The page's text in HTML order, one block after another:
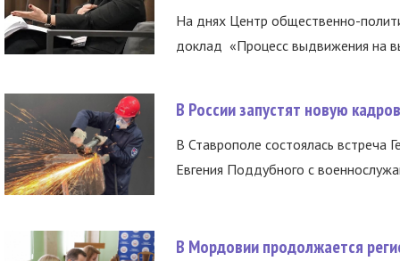
На днях Центр общественно-
доклад «Процесс выдвижения на
В России запустят новую
В Ставрополе состоялась встреча
Евгения Поддубного с
В Мордовии продолжается